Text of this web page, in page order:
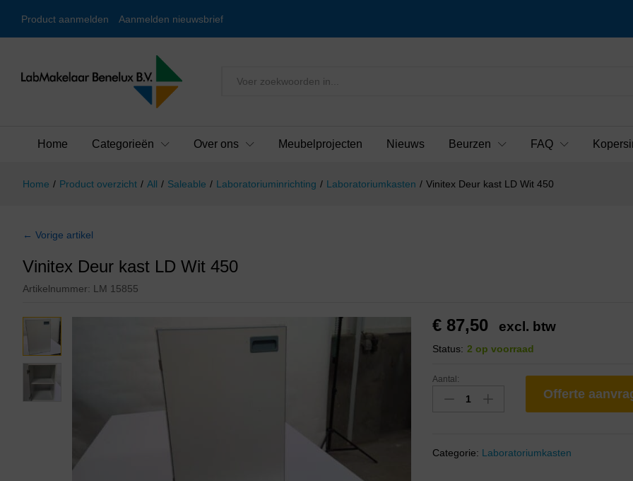
Product aanmelden Aanmelden nieuwsbrief
Alles
Home Categorieën Over ons Meubelprojecten Nieuws Beurzen FAQ
Home / Product overzicht / All / Saleable / Laboratoriuminrichting / Laboratoriumkasten / Vinitex Deur kast LD Wit 450
← Vorige artikel
Vinitex Deur kast LD Wit 450
Artikelnummer: LM 15855
€ 87,50 excl. btw
Status: 2 op voorraad
Aantal:
Offerte
Categorie: Laboratoriumkasten